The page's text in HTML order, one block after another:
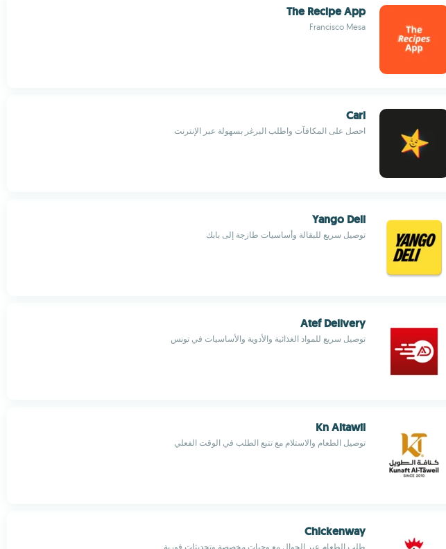
The Recipe App
Francisco Mesa
Carl
احصل على المكافآت واطلب البرغر بسهولة عبر الإنترنت
Yango Deli
توصيل سريع للبقالة وأساسيات طازجة إلى بابك
Atef Delivery
توصيل سريع للمواد الغذائية والأدوية والأساسيات في تونس
Kn Altawil
توصيل الطعام والاستلام مع تتبع الطلب في الوقت الفعلي
Chickenway
طلب الطعام عبر الجوال مع وجبات مخصصة وتحديثات فورية